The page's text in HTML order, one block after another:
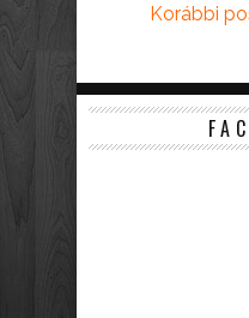
Korábbi